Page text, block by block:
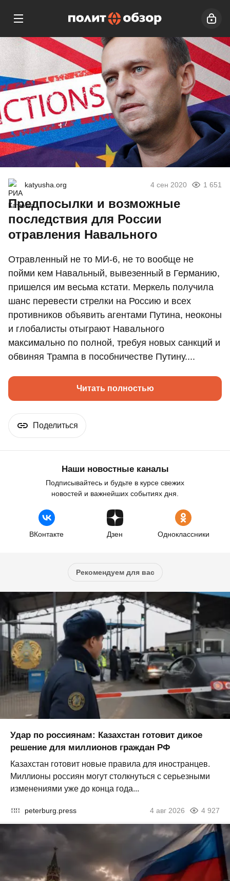
katyusha.org 4 сен 2020 1 651
Предпосылки и возможные
последствия для России
отравления Навального
Отравленный не то МИ-6, не то вообще не
пойми кем Навальный, вывезенный в Германию,
пришелся им весьма кстати. Меркель получила
шанс перевести стрелки на Россию и всех
противников объявить агентами Путина, неоконы
и глобалисты отыграют Навального
максимально по полной, требуя новых санкций и
обвиняя Трампа в пособничестве Путину....
Читать полностью
Поделиться
Наши новостные каналы
Подписывайтесь и будьте в курсе свежих
новостей и важнейших событиях дня.
ВКонтакте Дзен Одноклассники
Рекомендуем для вас
Удар по россиянам: Казахстан готовит дикое
решение для миллионов граждан РФ
Казахстан готовит новые правила для иностранцев.
Миллионы россиян могут столкнуться с серьезными
изменениями уже до конца года...
peterburg.press 4 авг 2026 4 927